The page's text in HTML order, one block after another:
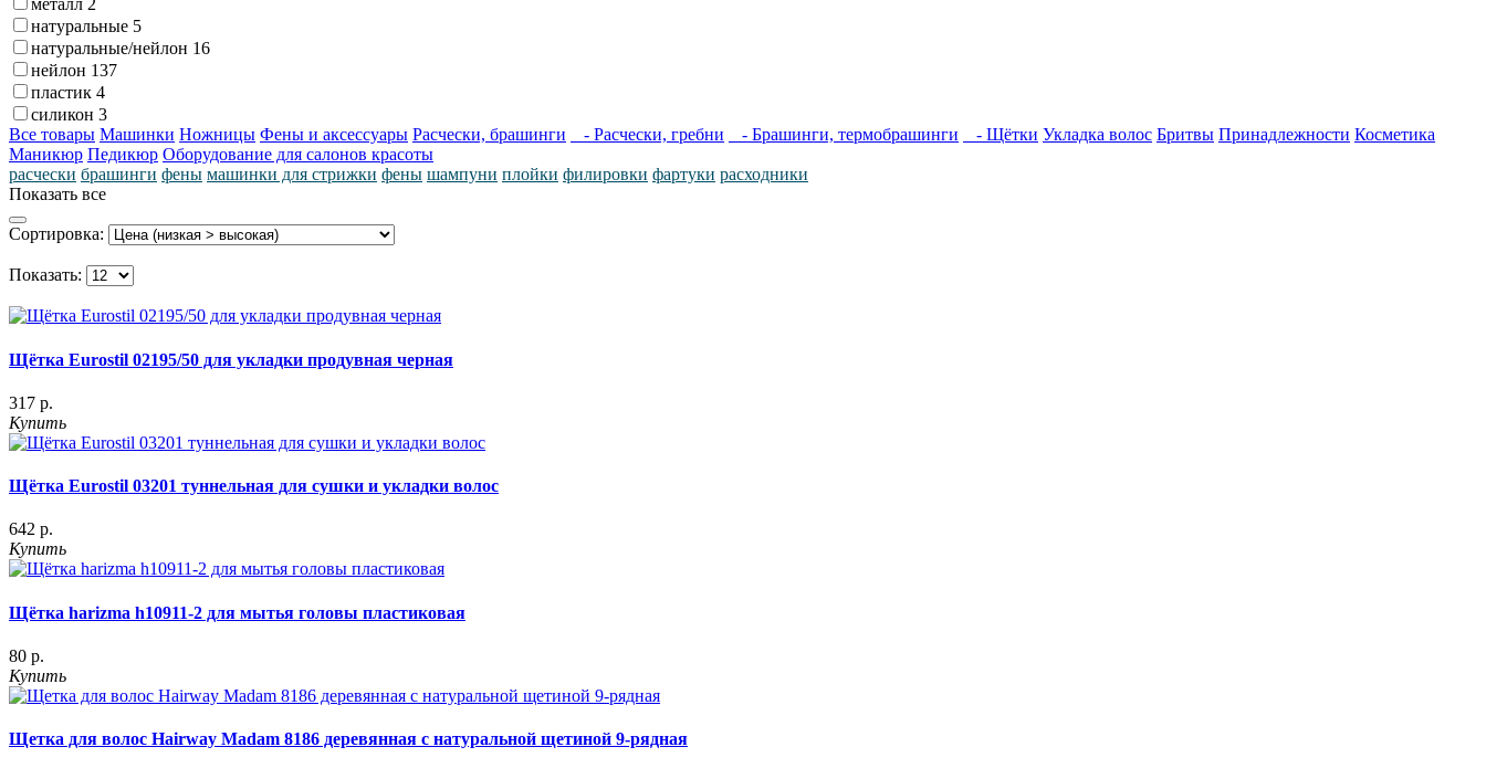
металл 2
натуральные 5
натуральные/нейлон 16
нейлон 137
пластик 4
силикон 3
Все товары Машинки Ножницы Фены и аксессуары Расчески, брашинги - Расчески, гребни - Брашинги, термобрашинги - Щётки Укладка волос Бритвы Принадлежности Косметика
Маникюр Педикюр Оборудование для салонов красоты
расчески брашинги фены машинки для стрижки фены шампуни плойки филировки фартуки расходники
Показать все
Сортировка:
Показать:
Щётка Eurostil 02195/50 для укладки продувная черная
317 р.
Купить
Щётка Eurostil 03201 туннельная для сушки и укладки волос
642 р.
Купить
Щётка harizma h10911-2 для мытья головы пластиковая
80 р.
Купить
Щетка для волос Hairway Madam 8186 деревянная с натуральной щетиной 9-рядная